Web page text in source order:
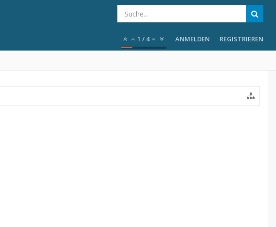
1 / 4 ANMELDEN REGISTRIEREN